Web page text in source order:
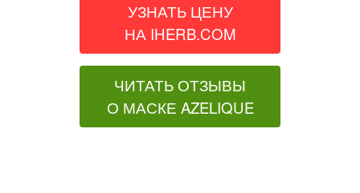
УЗНАТЬ ЦЕНУ
НА IHERB.COM
ЧИТАТЬ ОТЗЫВЫ
О МАСКЕ AZELIQUE